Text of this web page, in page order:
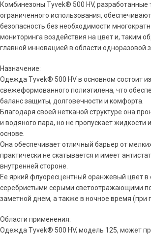
Комбинезоны Tyvek® 500 HV, разработанные
ограниченного использования,
безопасность без необходимости
мониторинга воздействия на цвет и, таким
главной инновацией в области одноразовой
Назначение:
Одежда Tyvek® 500 HV в основном состоит из
свежеформованного полиэтилена, что
баланс защиты, долговечности и комфорта.
Благодаря своей нетканой структуре она
и водяного пара, но не пропускает жидкости
основе.
Она обеспечивает отличный барьер от
практически не скатывается и имеет
внутренней стороне.
Ее яркий флуоресцентный оранжевый цвет в
серебристыми серыми светоотражающими
заметной днем, а также в ночное время (при
Области применения:
Одежда Tyvek® 500 HV, модель 125, может